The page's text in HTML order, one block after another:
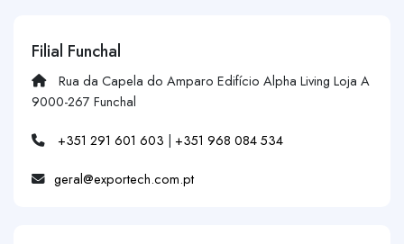
Filial Funchal
Rua da Capela do Amparo Edifício Alpha Living Loja A
9000-267 Funchal
+351 291 601 603 | +351 968 084 534
geral@exportech.com.pt